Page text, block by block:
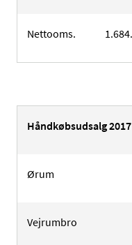
Nettooms.
Håndkøbsudsalg 2017
Ørum
Vejrumbro